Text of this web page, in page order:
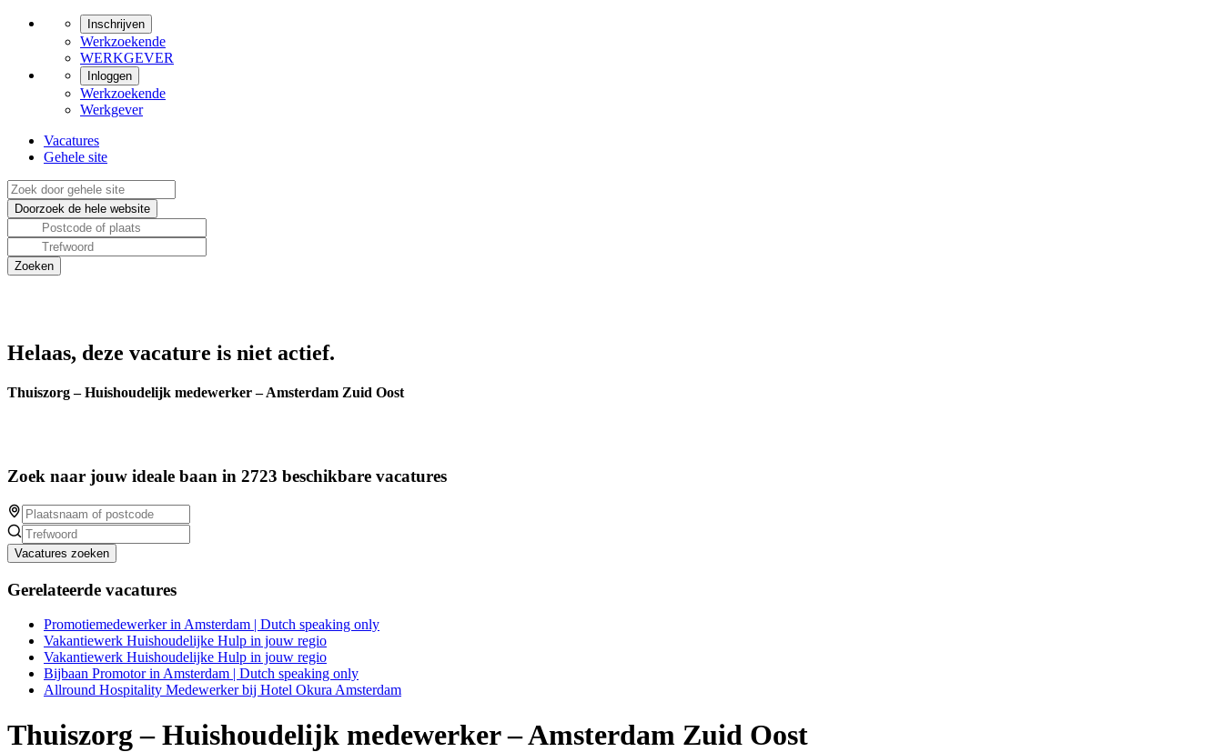
Inschrijven
Werkzoekende
WERKGEVER
Inloggen
Werkzoekende
Werkgever
Vacatures
Gehele site
Helaas, deze vacature is niet actief.
Thuiszorg – Huishoudelijk medewerker – Amsterdam Zuid Oost
Zoek naar jouw ideale baan in 2723 beschikbare vacatures
Vacatures zoeken
Gerelateerde vacatures
Promotiemedewerker in Amsterdam | Dutch speaking only
Vakantiewerk Huishoudelijke Hulp in jouw regio
Vakantiewerk Huishoudelijke Hulp in jouw regio
Bijbaan Promotor in Amsterdam | Dutch speaking only
Allround Hospitality Medewerker bij Hotel Okura Amsterdam
Thuiszorg – Huishoudelijk medewerker – Amsterdam Zuid Oost